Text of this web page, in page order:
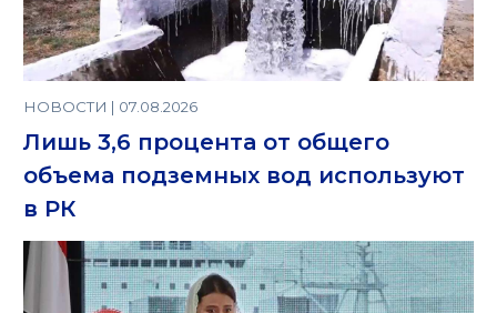
НОВОСТИ | 07.08.2026
Лишь 3,6 процента от общего
объема подземных вод используют
в РК